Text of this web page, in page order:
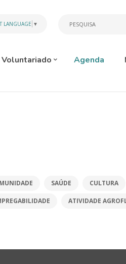
LANGUAGE ▼
Agenda
SAÚDE CULTURA
ATIVIDADE